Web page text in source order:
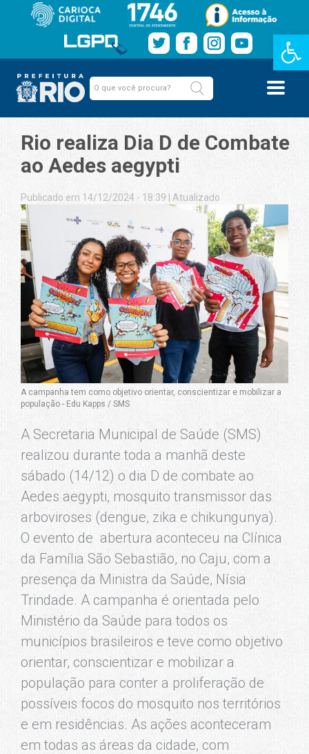
Barra de
Rio realiza Dia D de Combate
ao Aedes aegypti
Publicado em 14/12/2024 - 18:39 Atualizado
A campanha tem como objetivo orientar, conscientizar e mobilizar a
população - Edu Kapps / SMS
A Secretaria Municipal de Saúde (SMS)
realizou durante toda a manhã deste
sábado (14/12) o dia D de combate ao
Aedes aegypti, mosquito transmissor das
arboviroses (dengue, zika e chikungunya).
O evento de abertura aconteceu na Clínica
da Família São Sebastião, no Caju, com a
presença da Ministra da Saúde, Nísia
Trindade. A campanha é orientada pelo
Ministério da Saúde para todos os
municípios brasileiros e teve como objetivo
orientar, conscientizar e mobilizar a
população para conter a proliferação de
possíveis focos do mosquito nos territórios
e em residências. As ações aconteceram
em todas as áreas da cidade, com